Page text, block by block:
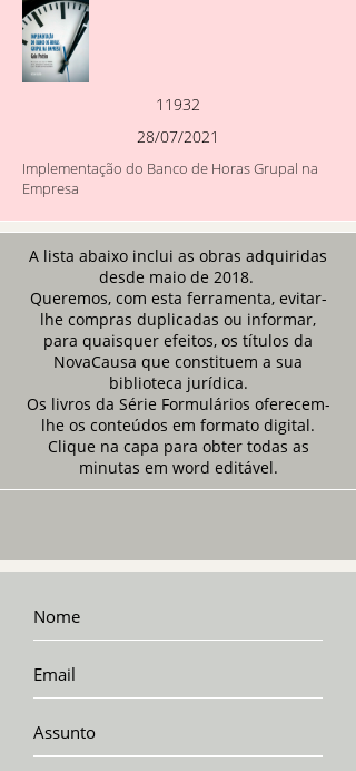
11932
28/07/2021
Implementação do Banco de Horas Grupal na
Empresa
A lista abaixo inclui as obras adquiridas
desde maio de 2018.
Queremos, com esta ferramenta, evitar-
lhe compras duplicadas ou informar,
para quaisquer efeitos, os títulos da
NovaCausa que constituem a sua
biblioteca jurídica.
Os livros da Série Formulários oferecem-
lhe os conteúdos em formato digital.
Clique na capa para obter todas as
minutas em word editável.